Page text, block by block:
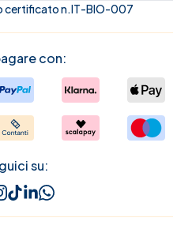
certificato n.IT-BIO-007
con:
su: